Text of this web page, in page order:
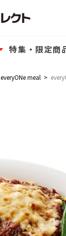
特集・限定商
everyONe meal >